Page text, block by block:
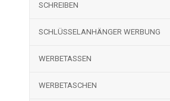
SCHREIBEN
SCHLÜSSELANHÄNGER WERBUNG
WERBETASSEN
WERBETASCHEN